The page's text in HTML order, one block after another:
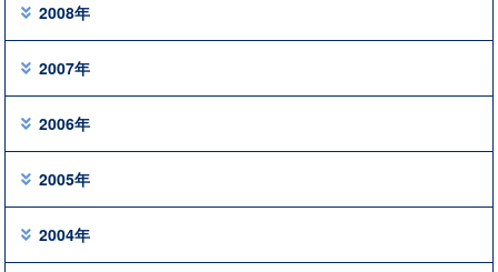
2008年
2007年
2006年
2005年
2004年